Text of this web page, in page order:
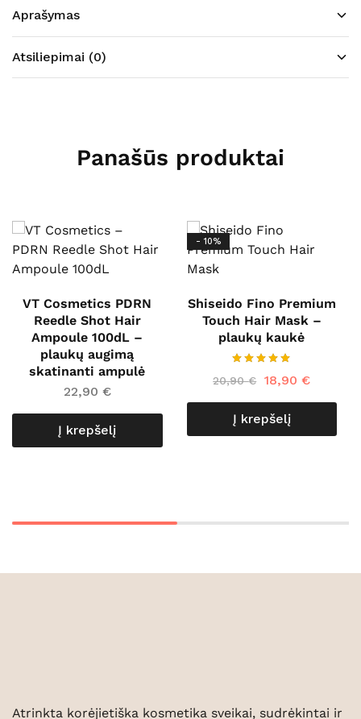
Aprašymas
Atsiliepimai (0)
Panašūs produktai
VT Cosmetics PDRN
Reedle Shot Hair
Ampoule 100dL –
plaukų augimą
skatinanti ampulė
22,90 €
Į krepšelį
- 10%
Shiseido Fino Premium
Touch Hair Mask –
plaukų kaukė
20,90€ 18,90€
Į krepšelį
Atrinkta korėjietiška kosmetika sveikai, sudrėkintai ir